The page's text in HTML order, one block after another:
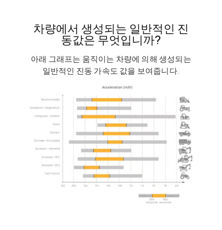
차량에서 생성되는 일반적인 진
동값은 무엇입니까?
아래 그래프는 움직이는 차량에 의해 생성되는
일반적인 진동 가속도 값을 보여줍니다.